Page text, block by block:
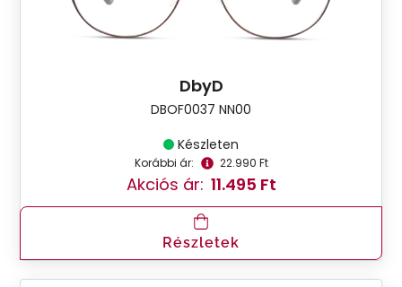
DbyD
DBOF0037 NN00
Készleten
Korábbi ár: 22.990 Ft
Akciós ár: 11.495 Ft
Részletek